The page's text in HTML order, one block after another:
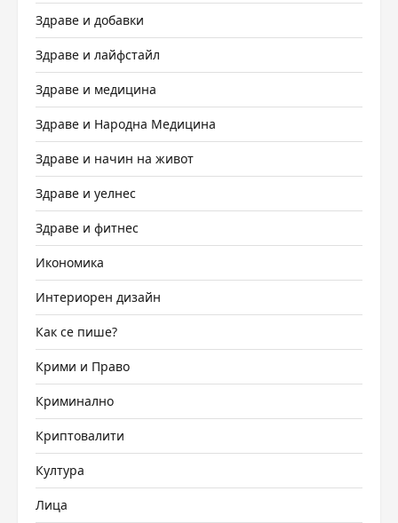
Здраве и добавки
Здраве и лайфстайл
Здраве и медицина
Здраве и Народна Медицина
Здраве и начин на живот
Здраве и уелнес
Здраве и фитнес
Икономика
Интериорен дизайн
Как се пише?
Крими и Право
Криминално
Криптовалити
Култура
Лица